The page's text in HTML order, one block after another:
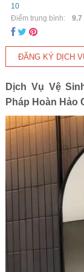
10
Điểm trung bình:
9.7
Dịch Vụ Vệ
Pháp Hoàn Hảo